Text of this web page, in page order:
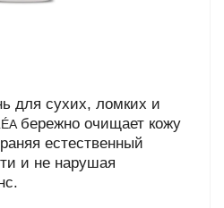
для сухих, ломких и
бережно очищает кожу
естественный
и не нарушая